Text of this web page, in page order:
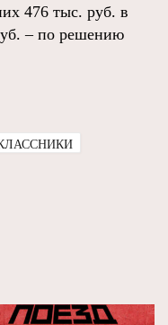
476 тыс. руб. в
– по решению